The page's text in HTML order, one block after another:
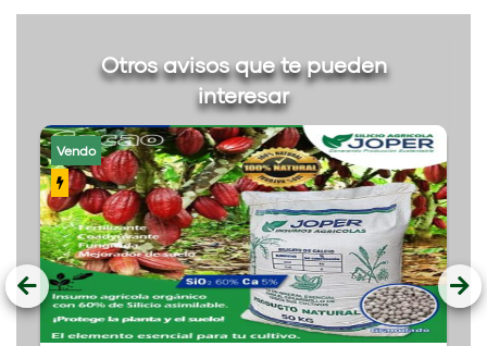
Otros avisos que te pueden
interesar
Vendo